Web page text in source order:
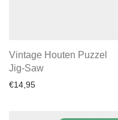
Vintage Houten Puzzel
Jig-Saw
€14,95